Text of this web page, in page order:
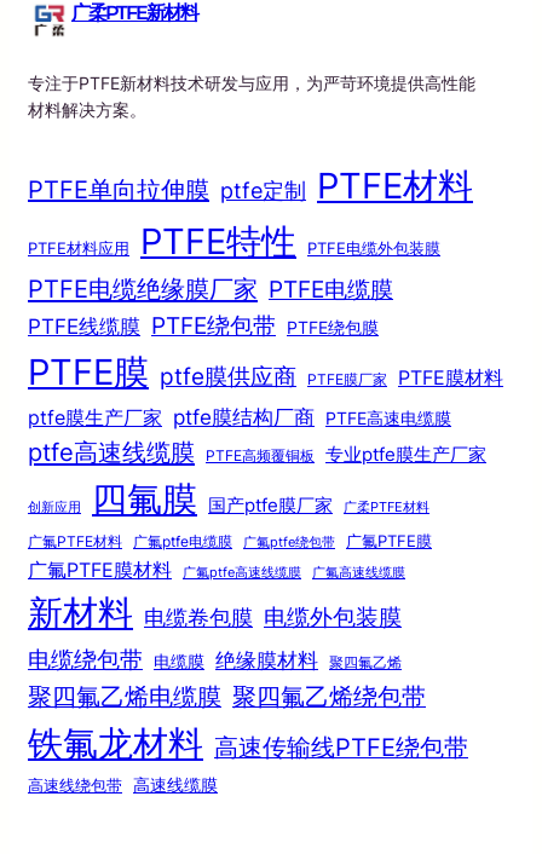
广柔PTFE新材料
专注于PTFE新材料技术研发与应用，为严苛环境提供高性能
材料解决方案。
PTFE单向拉伸膜 ptfe定制 PTFE材料
PTFE材料应用 PTFE特性 PTFE电缆外包装膜
PTFE电缆绝缘膜厂家 PTFE电缆膜
PTFE线缆膜 PTFE绕包带 PTFE绕包膜
PTFE膜 ptfe膜供应商 PTFE膜厂家 PTFE膜材料
ptfe膜生产厂家 ptfe膜结构厂商 PTFE高速电缆膜
ptfe高速线缆膜 PTFE高频覆铜板 专业ptfe膜生产厂家
创新应用 四氟膜 国产ptfe膜厂家 广柔PTFE材料
广氟PTFE材料 广氟ptfe电缆膜 广氟ptfe绕包带 广氟PTFE膜
广氟PTFE膜材料 广氟ptfe高速线缆膜 广氟高速线缆膜
新材料 电缆卷包膜 电缆外包装膜
电缆绕包带 电缆膜 绝缘膜材料 聚四氟乙烯
聚四氟乙烯电缆膜 聚四氟乙烯绕包带
铁氟龙材料 高速传输线PTFE绕包带
高速线绕包带 高速线缆膜